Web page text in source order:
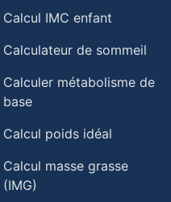
Calcul IMC enfant
Calculateur de sommeil
Calculer métabolisme de
base
Calcul poids idéal
Calcul masse grasse
(IMG)